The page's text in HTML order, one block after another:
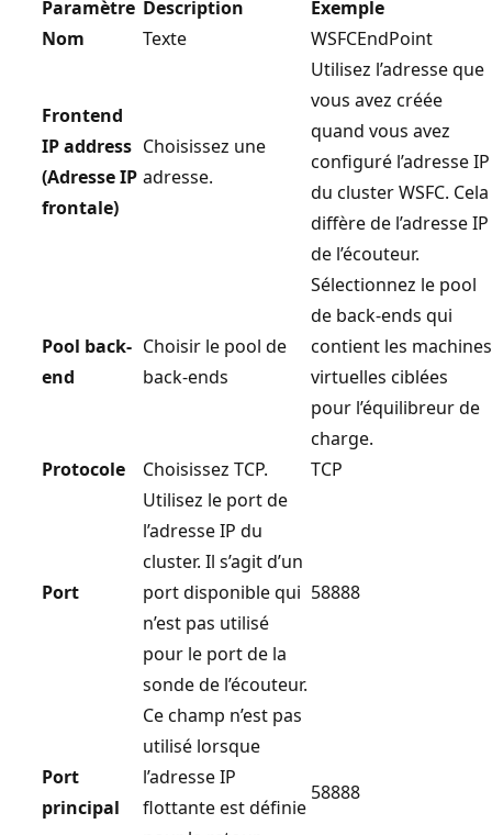
Paramètre Description
Exemple
Nom
Texte WSFCEndPoint
Frontend
IP address
(Adresse IP
frontale)
Choisissez une
adresse.
Utilisez l’adresse que
vous avez créée
quand vous avez
configuré l’adresse IP
du cluster WSFC. Cela
diffère de l’adresse IP
de l’écouteur.
Pool back-
end
Choisir le pool de
back-ends
Sélectionnez le pool
de back-ends qui
contient les machines
virtuelles ciblées
pour l’équilibreur de
charge.
Protocole
Choisissez TCP. TCP
Port
Utilisez le port de
l’adresse IP du
cluster. Il s’agit d’un
port disponible qui
n’est pas utilisé
pour le port de la
sonde de l’écouteur.
58888
Port
principal
Ce champ n’est pas
utilisé lorsque
l’adresse IP
flottante est définie
58888